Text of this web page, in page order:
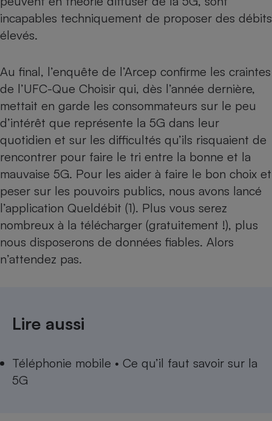
incapables techniquement de proposer des débits
élevés.
Au final, l’enquête de l’Arcep confirme les craintes
de l’UFC-Que Choisir qui, dès l’année dernière,
mettait en garde les consommateurs sur le peu
d’intérêt que représente la 5G dans leur
quotidien et sur les difficultés qu’ils risquaient de
rencontrer pour faire le tri entre la bonne et la
mauvaise 5G. Pour les aider à faire le bon choix et
peser sur les pouvoirs publics, nous avons lancé
l’application Queldébit (1). Plus vous serez
nombreux à la télécharger (gratuitement !), plus
nous disposerons de données fiables. Alors
n’attendez pas.
Lire aussi
Téléphonie mobile • Ce qu’il faut savoir sur la
5G